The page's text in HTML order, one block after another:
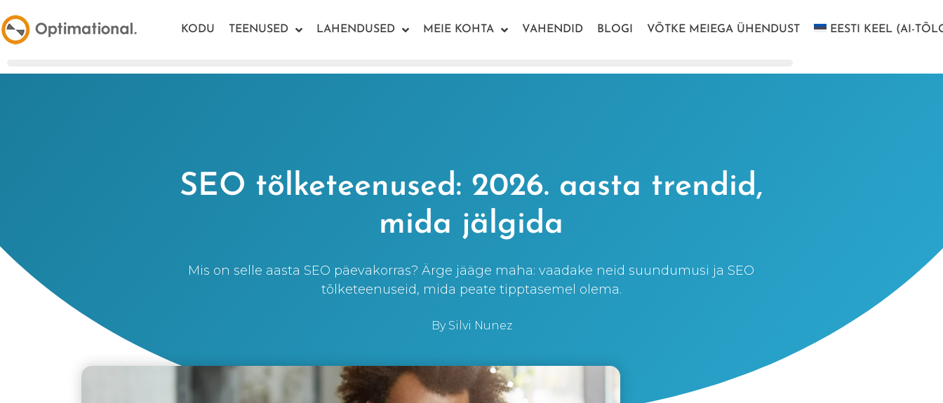
KODU TEENUSED LAHENDUSED MEIE KOHTA VAHENDID BLOGI VÕTKE MEIEGA ÜHENDUST EESTI KEEL (AI-
SEO tõlketeenused: 2026. aasta trendid,
mida jälgida
Mis on selle aasta SEO päevakorras? Ärge jääge maha: vaadake neid suundumusi ja SEO
tõlketeenuseid, mida peate tipptasemel olema.
BySilvi Nunez